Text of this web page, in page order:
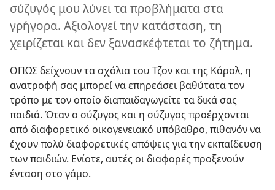
σύζυγός μου λύνει τα προβλήματα στα
γρήγορα. Αξιολογεί την κατάσταση, τη
χειρίζεται και δεν ξανασκέφτεται το ζήτημα.
ΟΠΩΣ δείχνουν τα σχόλια του Τζον και της Κάρολ, η
ανατροφή σας μπορεί να επηρεάσει βαθύτατα τον
τρόπο με τον οποίο διαπαιδαγωγείτε τα δικά σας
παιδιά. Όταν ο σύζυγος και η σύζυγος προέρχονται
από διαφορετικό οικογενειακό υπόβαθρο, πιθανόν να
έχουν πολύ διαφορετικές απόψεις για την εκπαίδευση
των παιδιών. Ενίοτε, αυτές οι διαφορές προξενούν
ένταση στο γάμο.